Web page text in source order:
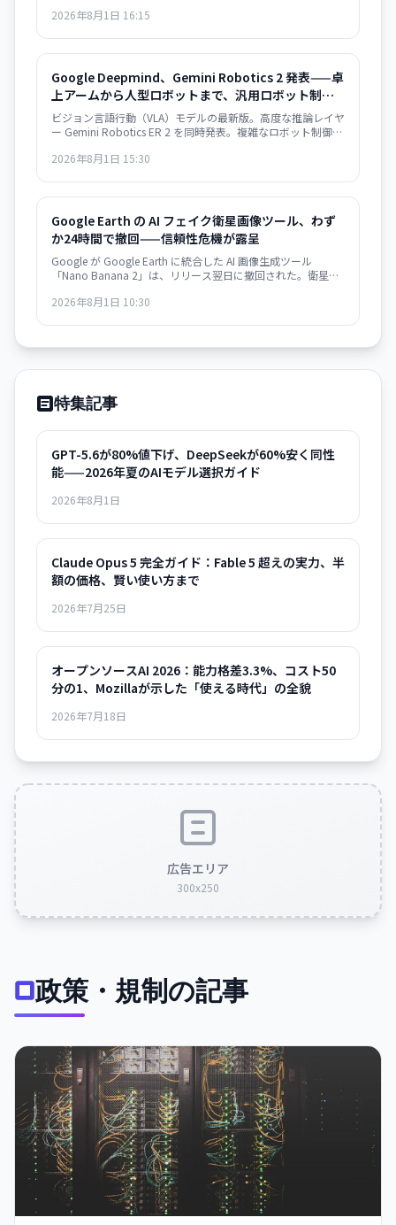
2026年8月1日 16:15
Google Deepmind、Gemini Robotics 2 発表——卓
上アームから人型ロボットまで、汎用ロボット制御
モデル
ビジョン言語行動（VLA）モデルの最新版。高度な推論レイヤ
ー Gemini Robotics ER 2 を同時発表。複雑なロボット制御タ
2026年8月1日 15:30
Google Earth の AI フェイク衛星画像ツール、わず
か24時間で撤回——信頼性危機が露呈
Google が Google Earth に統合した AI 画像生成ツール
「Nano Banana 2」は、リリース翌日に撤回された。衛星画
置の実装まで機能を停止。AI 時代における「真実の証拠」の
2026年8月1日 10:30
特集記事
GPT-5.6が80%値下げ、DeepSeekが60%安く同性
能——2026年夏のAIモデル選択ガイド
2026年8月1日
Claude Opus 5 完全ガイド：Fable 5 超えの実力、半
額の価格、賢い使い方まで
2026年7月25日
オープンソースAI 2026：能力格差3.3%、コスト50
分の1、Mozillaが示した「使える時代」の全貌
2026年7月18日
広告エリア
300x250
政策・規制の記事